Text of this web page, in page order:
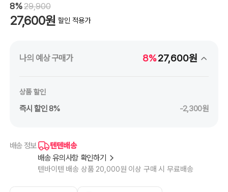
8%29,900
27,600원 할인 적용가
나의 예상 구매가 8%27,600원
상품 할인
즉시 할인 8% -2,300원
배송 정보
텐텐배송
배송 유의사항 확인하기
텐바이텐 배송 상품 20,000원 이상 구매 시 무료배송